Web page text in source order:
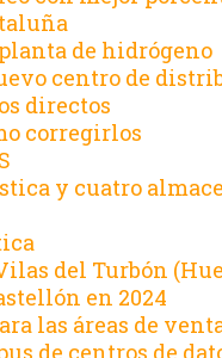
de hidrógeno
centro de
directos
corregirlos
y cuatro
del Turbón
en 2024
las áreas de